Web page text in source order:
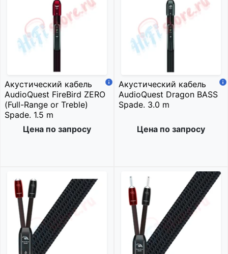
Акустический кабель
AudioQuest FireBird ZERO
(Full-Range or Treble)
Spade. 1.5 m
Цена по запросу
Акустический кабель
AudioQuest Dragon BASS
Spade. 3.0 m
Цена по запросу